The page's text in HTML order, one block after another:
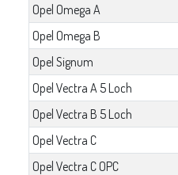
Opel Omega A
Opel Omega B
Opel Signum
Opel Vectra A 5 Loch
Opel Vectra B 5 Loch
Opel Vectra C
Opel Vectra C OPC